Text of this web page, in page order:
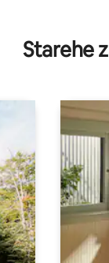
Starehe